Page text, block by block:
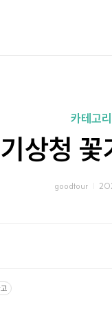
카테고
기상청 꽃
goodtour